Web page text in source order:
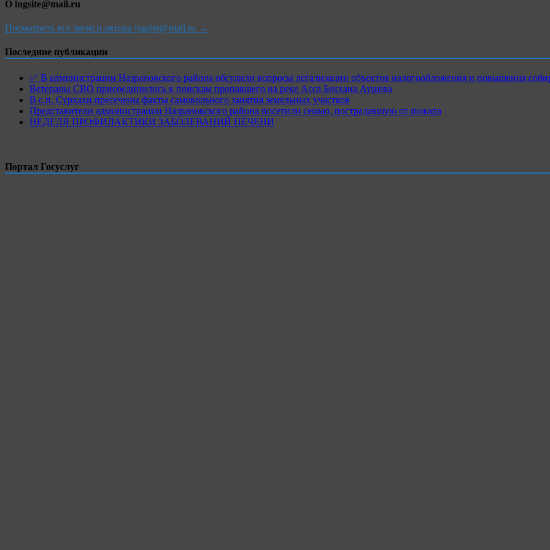
О ingsite@mail.ru
Посмотреть все записи автора ingsite@mail.ru →
Последние публикации
✅ В администрации Назрановского района обсудили вопросы легализации объектов налогообложения и повышения
Ветераны СВО присоединились к поискам пропавшего на реке Асса Бекхана Аушева
В с.п. Сурхахи пресечены факты самовольного занятия земельных участков
Представители администрации Назрановского района посетили семью, пострадавшую от пожара
НЕДЕЛЯ ПРОФИЛАКТИКИ ЗАБОЛЕВАНИЙ ПЕЧЕНИ
Портал Госуслуг